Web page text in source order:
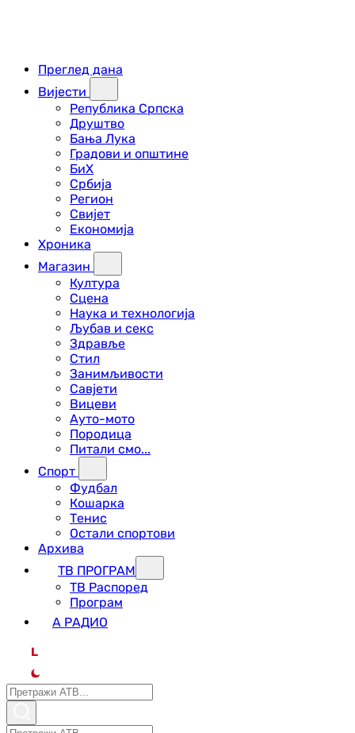
Преглед дана
Вијести
Република Српска
Друштво
Бања Лука
Градови и општине
БиХ
Србија
Регион
Свијет
Економија
Хроника
Магазин
Култура
Сцена
Наука и технологија
Љубав и секс
Здравље
Стил
Занимљивости
Савјети
Вицеви
Ауто-мото
Породица
Питали смо...
Спорт
Фудбал
Кошарка
Тенис
Остали спортови
Архива
ТВ ПРОГРАМ
ТВ Распоред
Програм
А РАДИО
L